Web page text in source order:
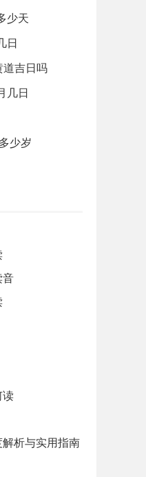
少天
日
道吉日吗
几日
少岁
音
读
析与实用指南